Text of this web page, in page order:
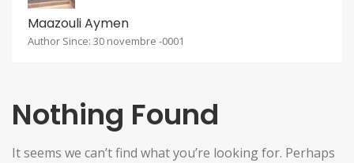
Maazouli Aymen
Author Since: 30 novembre -0001
Nothing Found
It seems we can’t find what you’re looking for. Perhaps